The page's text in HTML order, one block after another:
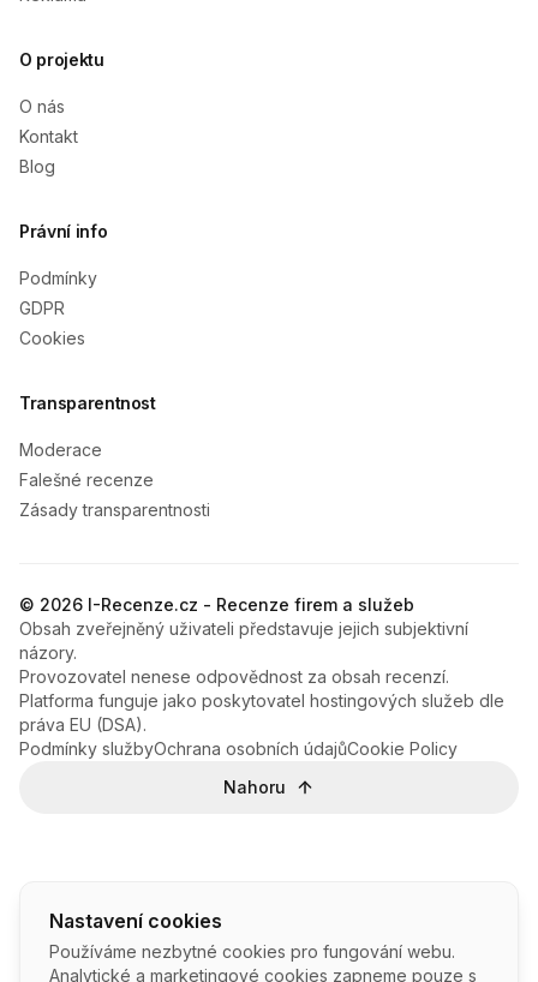
Nastavení cookies
Používáme nezbytné cookies pro fungování webu.
Analytické a marketingové cookies zapneme pouze s
O projektu
O nás
Kontakt
Blog
Právní info
Podmínky
GDPR
Cookies
Transparentnost
Moderace
Falešné recenze
Zásady transparentnosti
© 2026 I-Recenze.cz - Recenze firem a služeb
Obsah zveřejněný uživateli představuje jejich subjektivní
názory.
Provozovatel nenese odpovědnost za obsah recenzí.
Platforma funguje jako poskytovatel hostingových služeb dle
práva EU (DSA).
Podmínky službyOchrana osobních údajůCookie Policy
Nahoru